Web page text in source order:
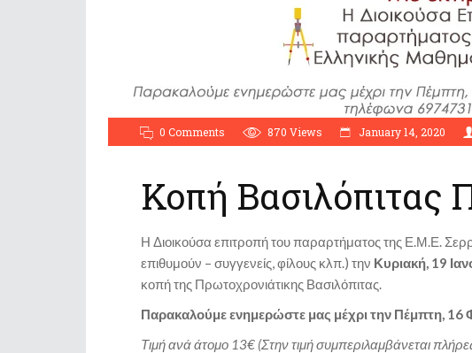
0 Comments 870 Views January 14, 2020
Κοπή
Η Διοικούσα επιτροπή του παραρτήματος της Ε.Μ.Ε.
επιθυμούν – συγγενείς, φίλους κλπ.) την Κυριακή, 19
κοπή της Πρωτοχρονιάτικης Βασιλόπιτας.
Παρακαλούμε ενημερώστε μας μέχρι την Πέμπτη,
Τιμή ανά άτομο 13€ (Στην τιμή συμπεριλαμβάνεται